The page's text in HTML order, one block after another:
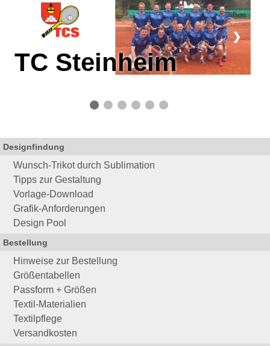
TC Steinheim
❯
Designfindung
Wunsch-Trikot durch Sublimation
Tipps zur Gestaltung
Vorlage-Download
Grafik-Anforderungen
Design Pool
Bestellung
Hinweise zur Bestellung
Größentabellen
Passform + Größen
Textil-Materialien
Textilpflege
Versandkosten